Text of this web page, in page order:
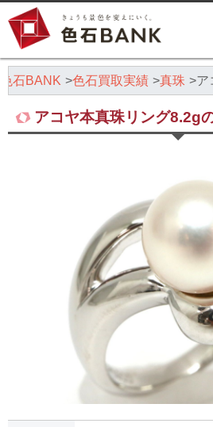
石BANK 色石買取実績 真珠 ア
アコヤ本真珠リング8.2g